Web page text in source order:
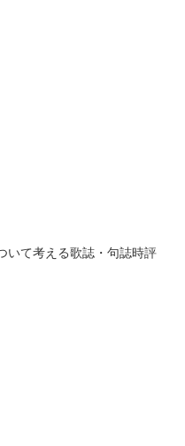
いて考える歌誌・句誌時評